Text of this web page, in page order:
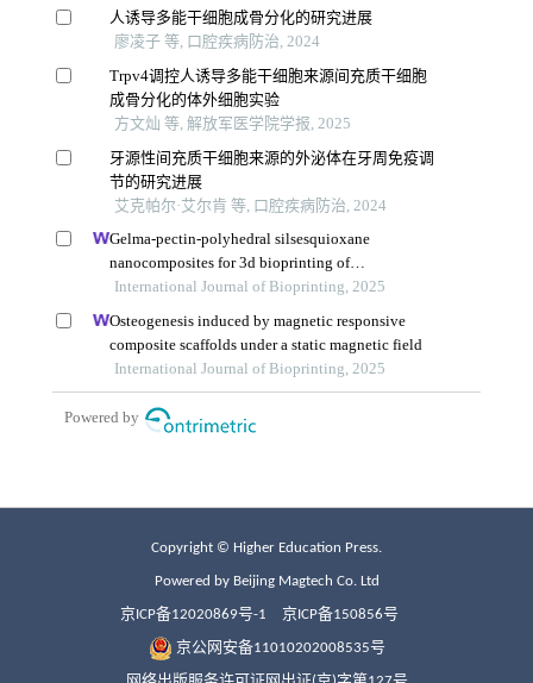
Copyright © Higher Education Press.
Powered by Beijing Magtech Co. Ltd
京ICP备12020869号-1 京ICP备150856号
京公网安备11010202008535号